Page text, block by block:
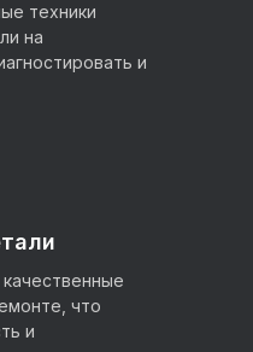
техники
на
и
что
и